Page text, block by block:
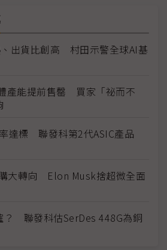
、出貨比創高 村田示警全球AI基
產能提前售罄 買家「祕而不
達標 聯發科第2代ASIC產品
大轉向 Elon Musk捨超微全面
？ 聯發科估SerDes 448G為銅